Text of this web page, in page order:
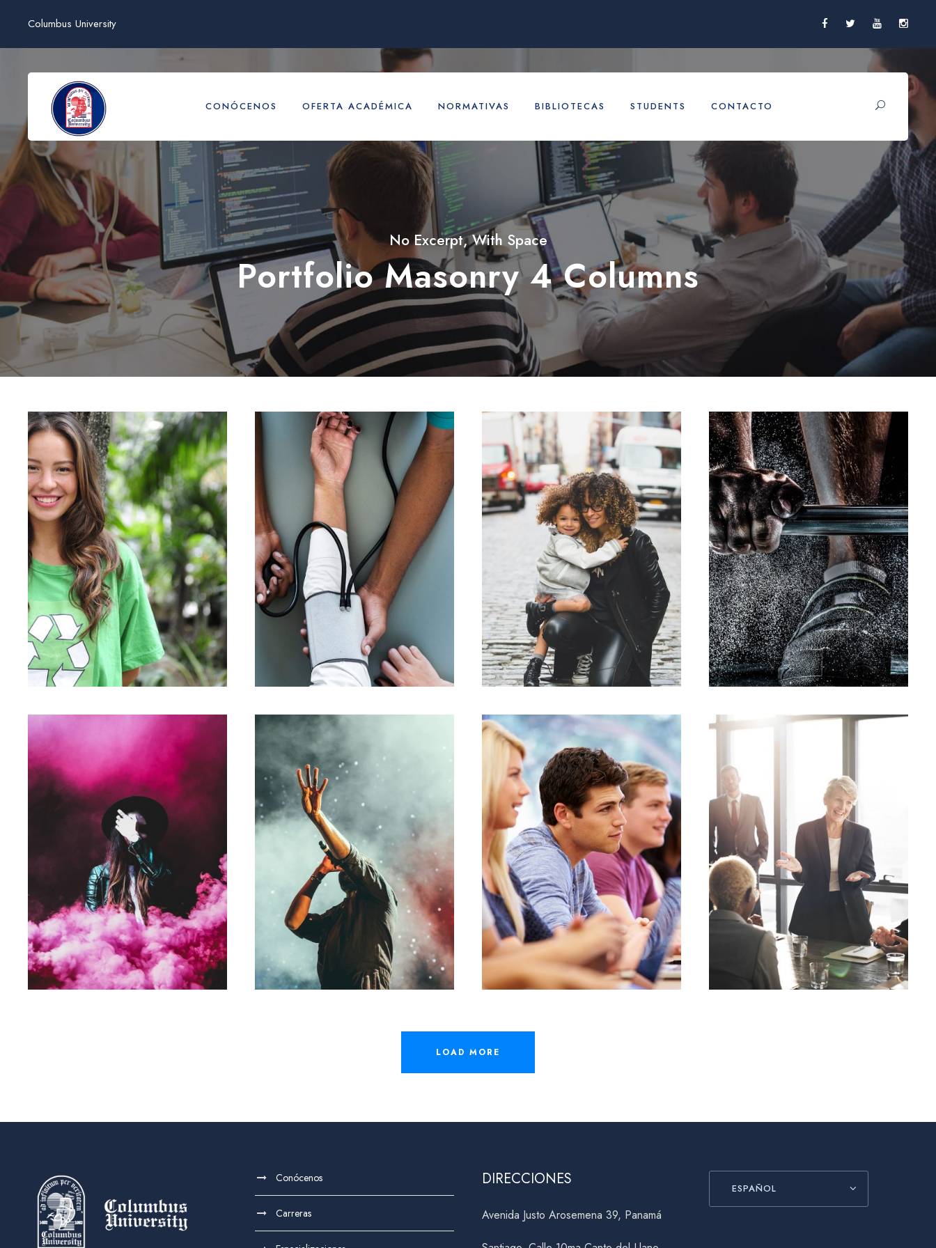
Columbus University
CONÓCENOS OFERTA ACADÉMICA NORMATIVAS BIBLIOTECAS STUDENTS CONTACTO
No Excerpt, With Space
Portfolio Masonry 4 Columns
LOAD MORE
Conócenos
Carreras
DIRECCIONES
Avenida Justo Arosemena 39, Panamá
ESPAÑOL